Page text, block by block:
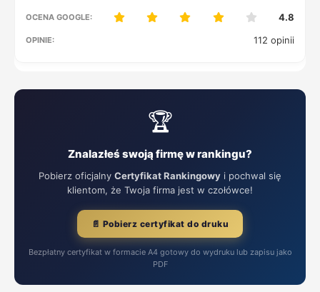
4.8
112 opinii
🏆
Znalazłeś swoją firmę w rankingu?
Pobierz oficjalny Certyfikat Rankingowy i pochwal się
klientom, że Twoja firma jest w czołówce!
📄 Pobierz certyfikat do druku
Bezpłatny certyfikat w formacie A4 gotowy do wydruku lub zapisu jako
PDF